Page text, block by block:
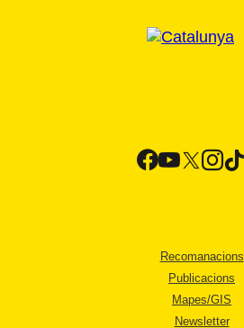
Recomanacions
Publicacions
Mapes/GIS
Newsletter